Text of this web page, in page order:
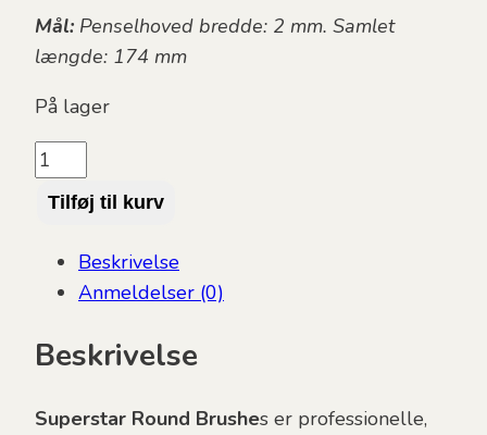
Mål: Penselhoved bredde: 2 mm. Samlet
længde: 174 mm
På lager
SUPERSTAR
-
Round
(Maayke)
antal
Tilføj til kurv
Beskrivelse
Anmeldelser (0)
Beskrivelse
Superstar Round Brushes er professionelle,